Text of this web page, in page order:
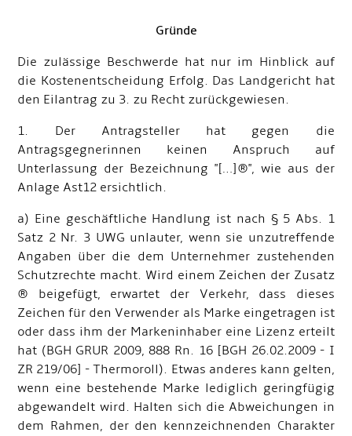
Gründe
Die zulässige Beschwerde hat nur im Hinblick auf
die Kostenentscheidung Erfolg. Das Landgericht hat
den Eilantrag zu 3. zu Recht zurückgewiesen.
1. Der Antragsteller hat gegen die
Antragsgegnerinnen keinen Anspruch auf
Unterlassung der Bezeichnung "[…]®", wie aus der
Anlage Ast12 ersichtlich.
a) Eine geschäftliche Handlung ist nach § 5 Abs. 1
Satz 2 Nr. 3 UWG unlauter, wenn sie unzutreffende
Angaben über die dem Unternehmer zustehenden
Schutzrechte macht. Wird einem Zeichen der Zusatz
® beigefügt, erwartet der Verkehr, dass dieses
Zeichen für den Verwender als Marke eingetragen ist
oder dass ihm der Markeninhaber eine Lizenz erteilt
hat (BGH GRUR 2009, 888 Rn. 16 [BGH 26.02.2009 - I
ZR 219/06] - Thermoroll). Etwas anderes kann gelten,
wenn eine bestehende Marke lediglich geringfügig
abgewandelt wird. Halten sich die Abweichungen in
dem Rahmen, der den kennzeichnenden Charakter